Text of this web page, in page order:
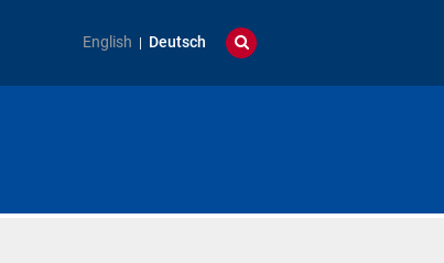
English Deutsch